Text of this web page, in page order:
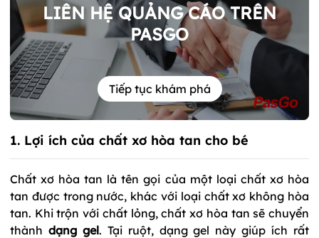
LIÊN HỆ QUẢNG CÁO TRÊN
PASGO
Tiếp tục khám phá
1. Lợi ích của chất xơ hòa tan cho bé
Chất xơ hòa tan là tên gọi của một loại chất xơ hòa
tan được trong nước, khác với loại chất xơ không hòa
tan. Khi trộn với chất lỏng, chất xơ hòa tan sẽ chuyển
thành dạng gel. Tại ruột, dạng gel này giúp ích rất